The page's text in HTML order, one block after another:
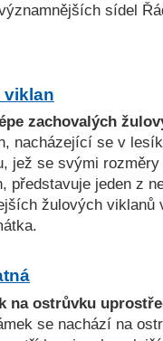
sídel
viklan
zachovalých
nacházející se v
jež se svými
představuje jeden z
žulových viklanů
na ostrůvku
se nachází na